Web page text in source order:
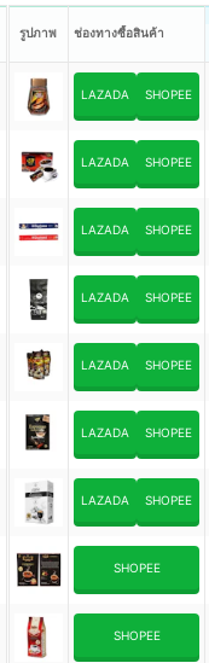
รูปภาพ ช่องทางซื้อสินค้า
LAZADA SHOPEE
LAZADA SHOPEE
LAZADA SHOPEE
LAZADA SHOPEE
LAZADA SHOPEE
LAZADA SHOPEE
LAZADA SHOPEE
SHOPEE
SHOPEE